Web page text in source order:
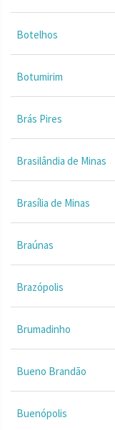
Botelhos
Botumirim
Brás Pires
Brasilândia de Minas
Brasília de Minas
Braúnas
Brazópolis
Brumadinho
Bueno Brandão
Buenópolis